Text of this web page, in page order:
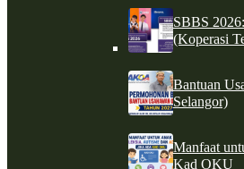
SBBS
(Koperasi
Bantuan
Selangor)
Manfaat
Kad OKU